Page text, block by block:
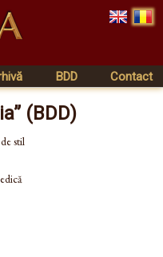
BDD Contact
(BDD)
stil